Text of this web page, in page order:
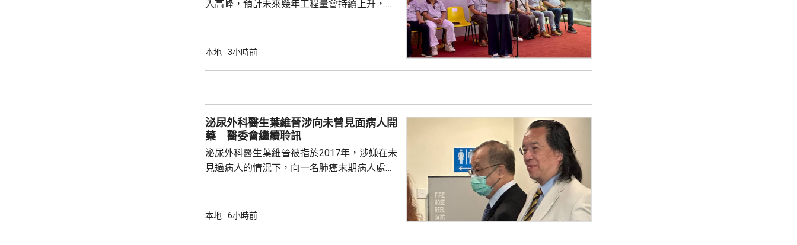
入高峰，預計未來幾年工程量會持續上升，建
造業議會做好培訓，期望青年要傳承紮實的工
先進技術，建造業正改革轉型，至逐步邁向人
工智能和機器人賦能的新時代，提升建造...
本地 3小時前
泌尿外科醫生葉維晉涉向未曾見面病人開
藥 醫委會繼續聆訊
泌尿外科醫生葉維晉被指於2017年，涉嫌在未
見過病人的情況下，向一名肺癌末期病人處方
今日繼續傳召證人。 葉維晉作供時指，通常病
本地 6小時前